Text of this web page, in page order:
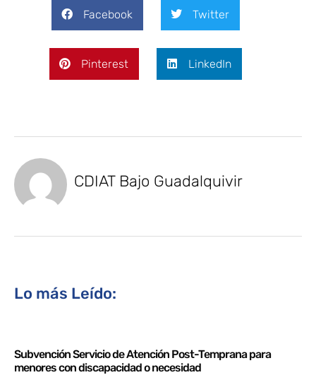
Facebook Twitter
Pinterest LinkedIn
CDIAT Bajo Guadalquivir
Lo más Leído:
Subvención Servicio de Atención Post-Temprana para
menores con discapacidad o necesidad